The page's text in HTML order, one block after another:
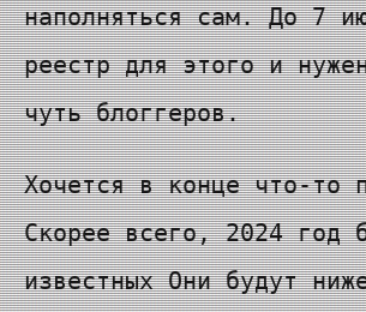
наполняться сам. До 7
реестр для этого и
чуть блоггеров.
Хочется в конце что-то
Скорее всего, 2024 год
известных Они будут